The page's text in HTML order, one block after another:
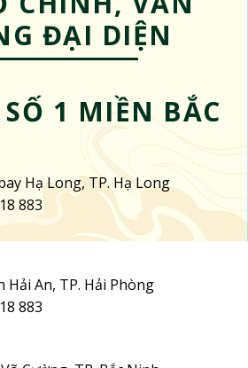
ĐẠI DIỆN
1 MIỀN BẮC
Hạ Long, TP. Hạ Long
883
An, TP. Hải Phòng
883